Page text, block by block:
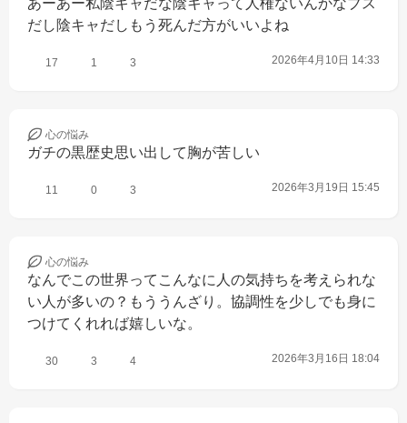
あーあー私陰キャだな陰キャって人権ないんかなブス
だし陰キャだしもう死んだ方がいいよね
17 1 3 2026年4月10日 14:33
心の悩み
ガチの黒歴史思い出して胸が苦しい
11 0 3 2026年3月19日 15:45
心の悩み
なんでこの世界ってこんなに人の気持ちを考えられな
い人が多いの？もううんざり。協調性を少しでも身に
つけてくれれば嬉しいな。
30 3 4 2026年3月16日 18:04